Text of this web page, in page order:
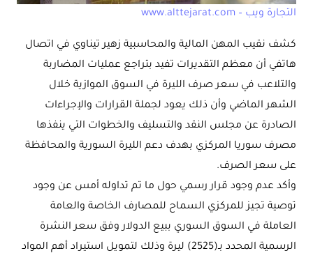
التجارة ويب – www.alttejarat.com
كشف نقيب المهن المالية والمحاسبية زهير تيناوي في اتصال
هاتفي أن معظم التقديرات تفيد بتراجع عمليات المضاربة
والتلاعب في سعر صرف الليرة في السوق الموازية خلال
الشهر الماضي وأن ذلك يعود لجملة القرارات والإجراءات
الصادرة عن مجلس النقد والتسليف والخطوات التي ينفذها
مصرف سوريا المركزي بهدف دعم الليرة السورية والمحافظة
على سعر الصرف.
وأكد عدم وجود قرار رسمي حول ما تم تداوله أمس عن وجود
توصية تجيز للمركزي السماح للمصارف الخاصة والعامة
العاملة في السوق السوري ببيع الدولار وفق سعر النشرة
الرسمية المحدد بـ(2525) ليرة وذلك لتمويل استيراد أهم المواد